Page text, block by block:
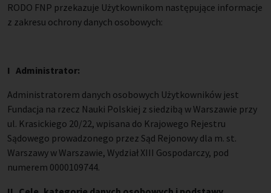
RODO FNP przekazuje Użytkownikom następujące informacje
z zakresu ochrony danych osobowych:
I Administrator:
Administratorem danych osobowych Użytkowników jest
Fundacja na rzecz Nauki Polskiej z siedzibą w Warszawie przy
ul. Krasickiego 20/22, wpisana do Krajowego Rejestru
Sądowego prowadzonego przez Sąd Rejonowy dla m. st.
Warszawy w Warszawie, Wydział XIII Gospodarczy, pod
numerem 0000109744.